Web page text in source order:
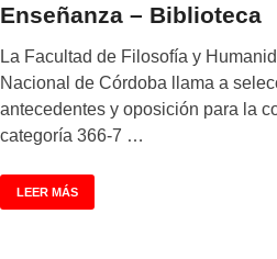
Enseñanza – Biblioteca
La Facultad de Filosofía y
Nacional de Córdoba llama a
antecedentes y oposición para la
categoría 366-7 …
LEER MÁS